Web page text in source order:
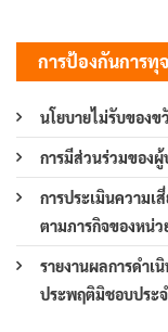
การป้องกันการทุ
นโยบายไม่รับของ
การมีส่วนร่วมของผู้
การประเมินความเ
ตามภารกิจของหน่ว
รายงานผลการดำเ
ประพฤติมิชอบประ